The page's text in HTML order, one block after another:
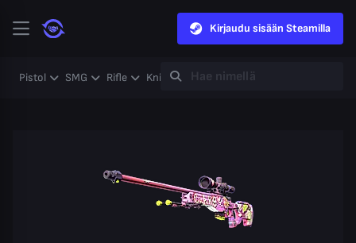
Kirjaudu sisään Steamilla
Pistol SMG Rifle Knife Gloves Heavy